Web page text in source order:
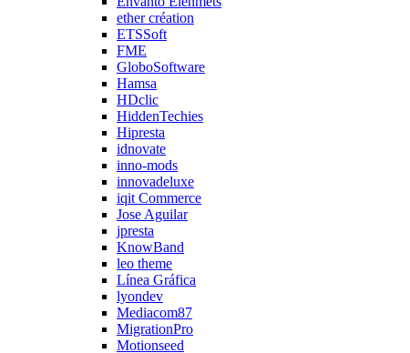
ether création
ETSSoft
FME
GloboSoftware
Hamsa
HDclic
HiddenTechies
Hipresta
idnovate
inno-mods
innovadeluxe
iqit Commerce
Jose Aguilar
jpresta
KnowBand
leo theme
Línea Gráfica
lyondev
Mediacom87
MigrationPro
Motionseed